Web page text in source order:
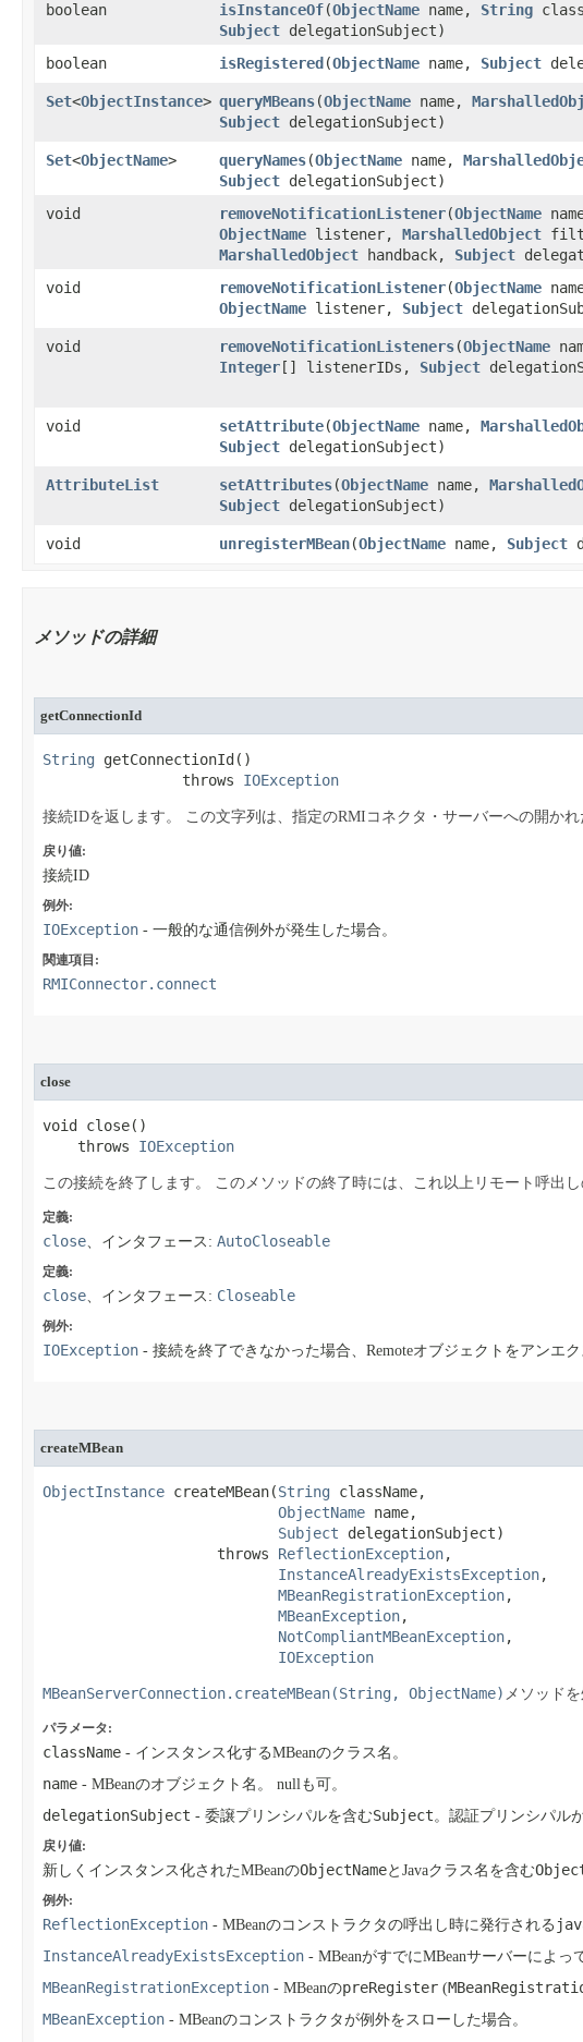
boolean isInstanceOf​(ObjectName name, String
Subject delegationSubject)
boolean isRegistered ​(ObjectName name, Subject
Set<ObjectInstance> queryMBeans​(ObjectName name,
Subject delegationSubject)
Set<ObjectName> queryNames​(ObjectName name,
Subject delegationSubject)
void removeNotificationListener​(ObjectName
ObjectName listener, MarshalledObject
MarshalledObject handback, Subject
void removeNotificationListener​(ObjectName
ObjectName listener, Subject
void removeNotificationListeners​(ObjectName
Integer [] listenerIDs, Subject
void setAttribute​(ObjectName name,
Subject delegationSubject)
AttributeList setAttributes​(ObjectName name,
Subject delegationSubject)
void unregisterMBean​(ObjectName name, Subject
メソッドの詳細
getConnectionId
String getConnectionId​()
                throws
IOException
接続IDを返します。 この文字列は、指定のRMIコネクタ・サーバーへの開かれ
戻り値:
接続ID
例外:
IOException - 一般的な通信例外が発生した場合。
関連項目:
RMIConnector.connect
close
void close​()
    throws
IOException
この接続を終了します。 このメソッドの終了時には、これ以上リモート呼出
定義:
close、インタフェース: AutoCloseable
定義:
close、インタフェース: Closeable
例外:
IOException - 接続を終了できなかった場合、Remoteオブジェクトをアンエ
createMBean
ObjectInstance createMBean​(String className,
ObjectName name,
Subject delegationSubject)
                    throws
ReflectionException,
InstanceAlreadyExistsException,
MBeanRegistrationException,
MBeanException,
NotCompliantMBeanException,
IOException
MBeanServerConnection.createMBean(String, ObjectName) メソッドを
パラメータ:
className - インスタンス化するMBeanのクラス名。
name - MBeanのオブジェクト名。 nullも可。
delegationSubject - 委譲プリンシパルを含むSubject。認証プリンシパル
戻り値:
新しくインスタンス化されたMBeanのObjectNameとJavaクラス名を含む
例外:
ReflectionException - MBeanのコンストラクタの呼出し時に発行される
InstanceAlreadyExistsException - MBeanがすでにMBeanサーバーによっ
MBeanRegistrationException - MBeanのpreRegister (
MBeanException - MBeanのコンストラクタが例外をスローした場合。